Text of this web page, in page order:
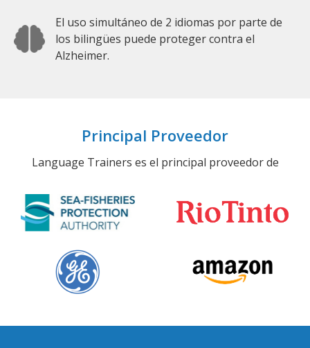
El uso simultáneo de 2 idiomas por parte de
los bilingües puede proteger contra el
Alzheimer.
Principal Proveedor
Language Trainers es el principal proveedor de